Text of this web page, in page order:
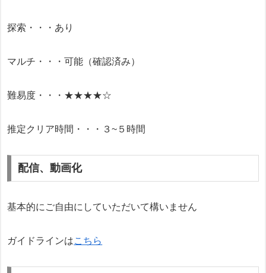
探索・・・あり
マルチ・・・可能（確認済み）
難易度・・・★★★★☆
推定クリア時間・・・３~５時間
配信、動画化
基本的にご自由にしていただいて構いません
ガイドラインはこちら